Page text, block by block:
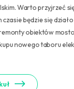
Warto przyjrzeć
czasie będzie się
obiektów
nowego taboru